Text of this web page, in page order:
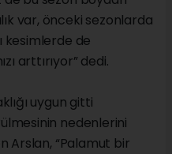
var, önceki sezonlarda
kesimlerde de
arttırıyor” dedi.
uygun gitti
nedenlerini
Arslan, “Palamut bir